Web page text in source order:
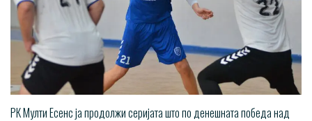
РК Мулти Есенс ја продолжи серијата што по денешната победа над